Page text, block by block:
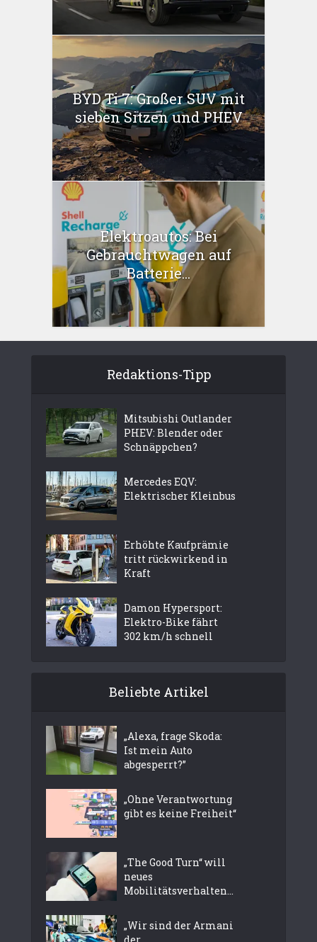
BYD Ti 7: Großer SUV mit
sieben Sitzen und PHEV
Elektroautos: Bei
Gebrauchtwagen auf
Batterie...
Redaktions-Tipp
Mitsubishi Outlander
PHEV: Blender oder
Schnäppchen?
Mercedes EQV:
Elektrischer Kleinbus
Erhöhte Kaufprämie
tritt rückwirkend in
Kraft
Damon Hypersport:
Elektro-Bike fährt
302 km/h schnell
Beliebte Artikel
„Alexa, frage Skoda:
Ist mein Auto
abgesperrt?”
„Ohne Verantwortung
gibt es keine Freiheit“
„The Good Turn“ will
neues
Mobilitätsverhalten...
„Wir sind der Armani